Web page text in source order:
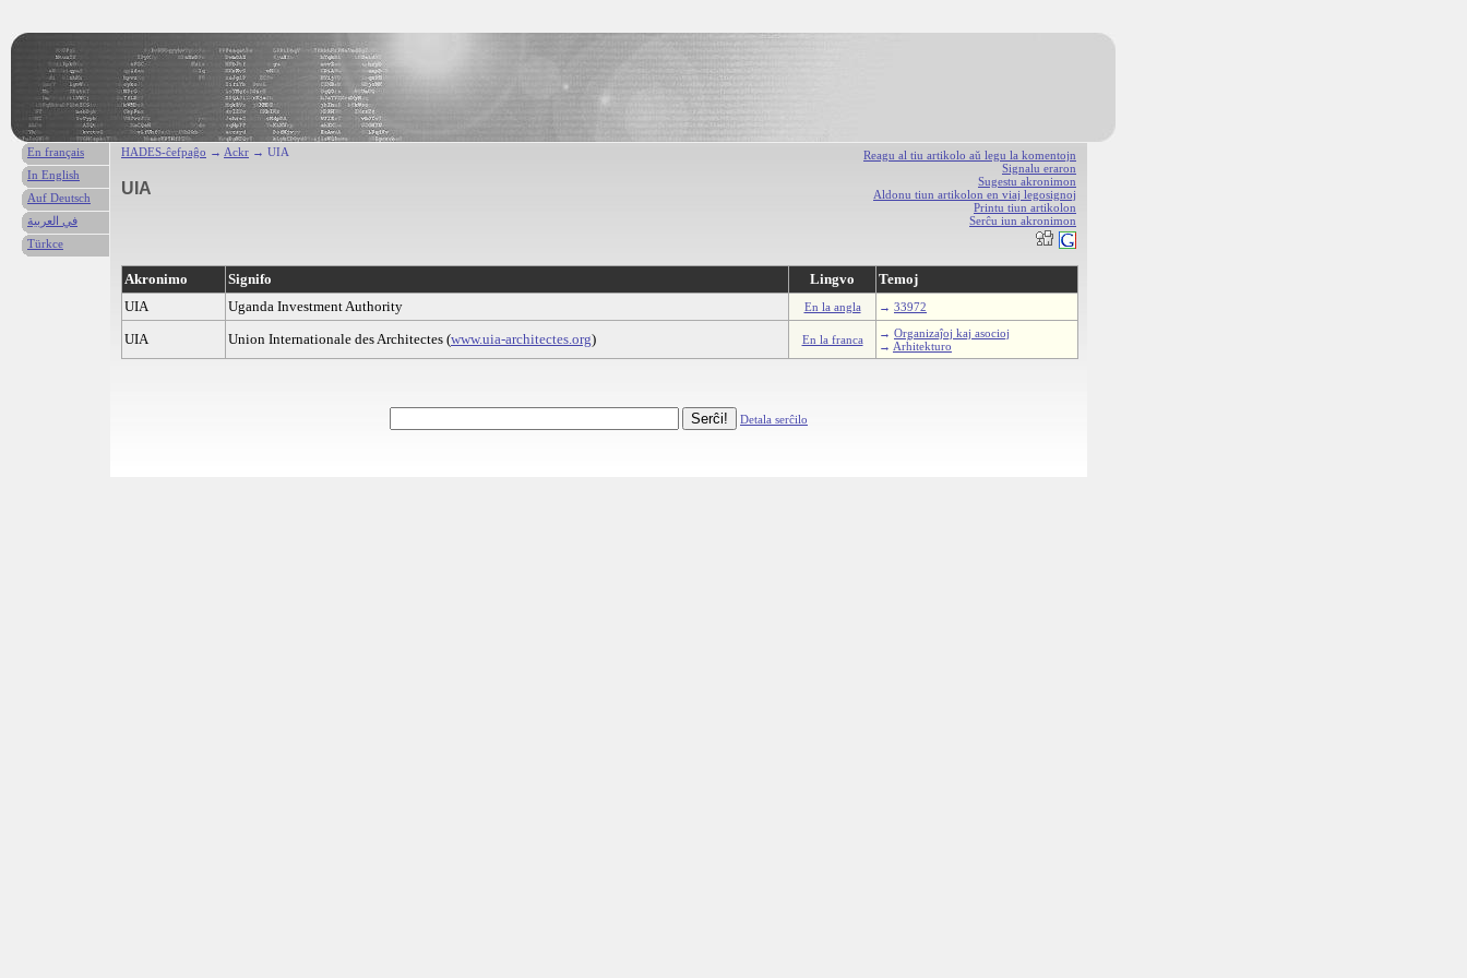
Reagu al tiu artikolo aŭ legu la komentojn
Signalu eraron
Sugestu akronimon
Aldonu tiun artikolon en viaj legosignoj
Printu tiun artikolon
Serĉu iun akronimon
HADES-ĉefpaĝo → Ackr → UIA
UIA
Akronimo Signifo Lingvo
Temoj
UIA
Uganda Investment Authority En la angla → 33972
UIA Union Internationale des Architectes (www.uia-architectes.org) En la franca → Organizaĵoj kaj asocioj
→ Arĥitekturo
Detala serĉilo
En français
In English
Auf Deutsch
في العربية
Türkce